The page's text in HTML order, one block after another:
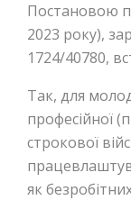
Постановою
2023 року),
1724/40780,
Так, для
професійної
строкової
як